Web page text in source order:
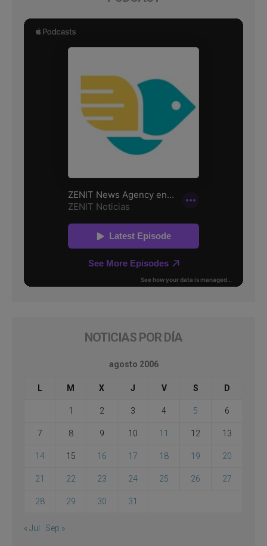
NOTICIAS POR DÍA
agosto 2006
L M X J V S D
1 2 3 4 5 6
7 8 9 10 11 12 13
14 15 16 17 18 19 20
21 22 23 24 25 26 27
28 29 30 31
« Jul Sep »